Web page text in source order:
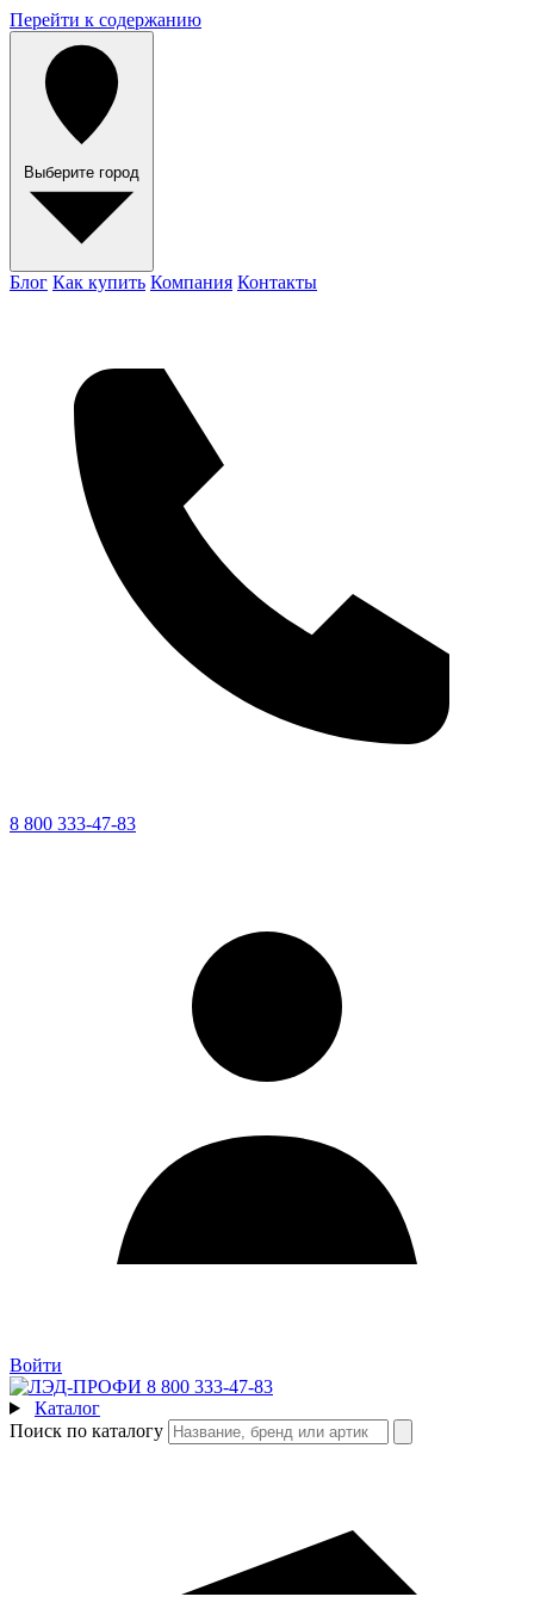
Перейти к содержанию
Выберите город
Блог Как купить Компания Контакты
8 800 333-47-83
Войти
8 800 333-47-83
Каталог
Поиск по каталогу